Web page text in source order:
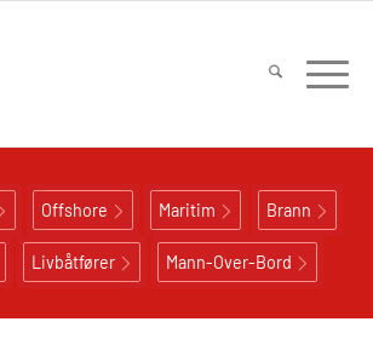
Offshore Maritim Brann
Livbåtfører Mann-Over-Bord